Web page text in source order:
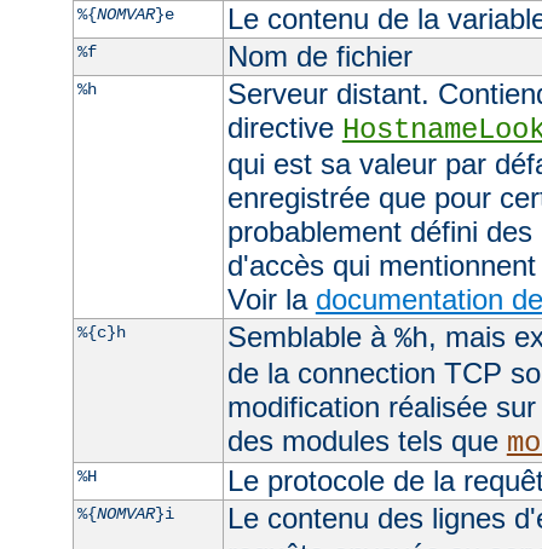
%{NOMVAR}e Le contenu de la
%f Nom de fichier
%h
Serveur distant.
directive
qui est sa valeur par
enregistrée que pour
probablement défini
d'accès qui
Voir la documentation
%{c}h Semblable à %h, mais
de la connection TCP
modification réalisée
des modules tels que
%H Le protocole de la
%{NOMVAR}i
Le contenu des lignes